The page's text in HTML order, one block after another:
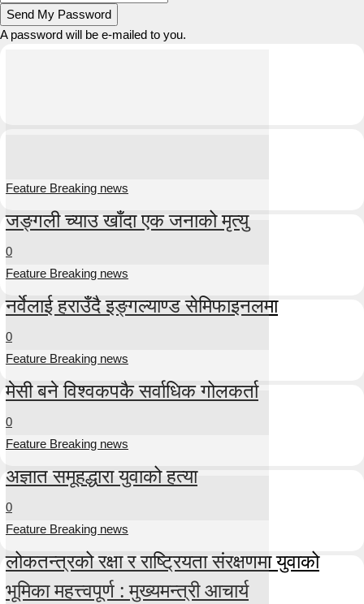
A password will be e-mailed to you.
Feature Breaking news
जङ्गली च्याउ खाँदा एक जनाको मृत्यु
0
Feature Breaking news
नर्वेलाई हराउँदै इङ्गल्याण्ड सेमिफाइनलमा
0
Feature Breaking news
मेसी बने विश्वकपकै सर्वाधिक गोलकर्ता
0
Feature Breaking news
अज्ञात समूहद्धारा युवाको हत्या
0
Feature Breaking news
लोकतन्त्रको रक्षा र राष्ट्रियता संरक्षणमा युवाको
भूमिका महत्त्वपूर्ण : मुख्यमन्त्री आचार्य